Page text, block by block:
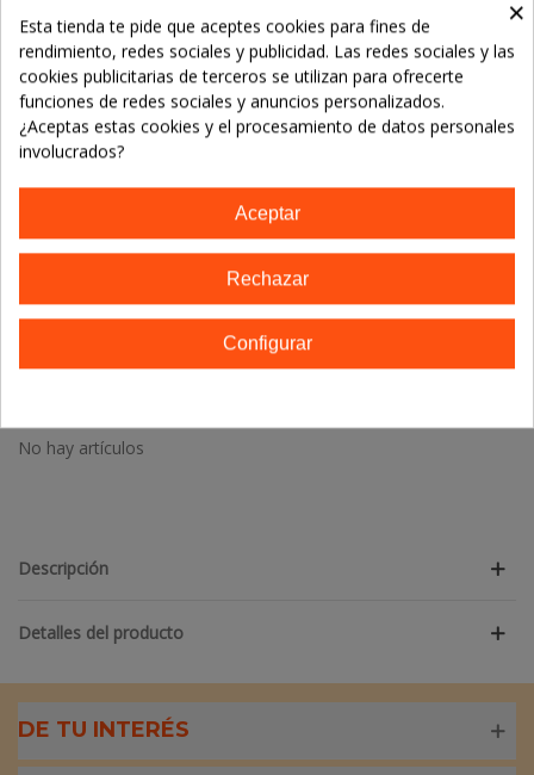
19,00 €
-
Añadir Al Carrito
Referencia: 8436031734171
No hay artículos
Descripción
Detalles del producto
DE TU INTERÉS
×
Esta tienda te pide que aceptes cookies para fines de
rendimiento, redes sociales y publicidad. Las redes sociales y las
cookies publicitarias de terceros se utilizan para ofrecerte
funciones de redes sociales y anuncios personalizados.
¿Aceptas estas cookies y el procesamiento de datos personales
involucrados?
Aceptar
Rechazar
Configurar